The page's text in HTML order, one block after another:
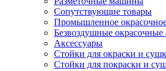
Сопутствующие товары
Промышленное
Безвоздушные окрасочные
Аксессуары
Стойки для окраски и
Стойки для покраски и